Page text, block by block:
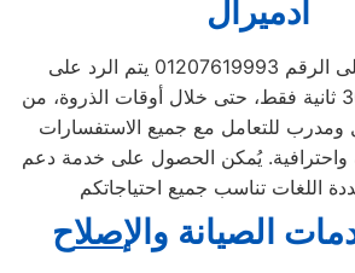
ادميرال
عبر الاتصال على الرقم 01207619993 يتم الرد على
مكالماتكم خلال 30 ثانية فقط، حتى خلال أوقات الذروة، من
للتعامل مع جميع الاستفسارات
يُمكن الحصول على خدمة دعم
الصيانة و الإصلاح